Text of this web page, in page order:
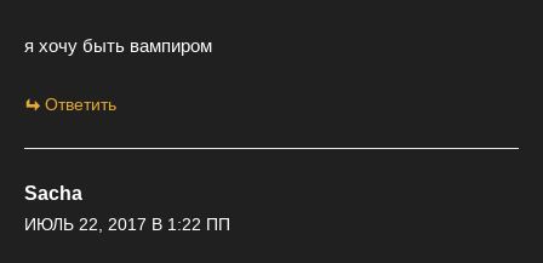
я хочу быть вампиром
Ответить
Sacha
ИЮЛЬ 22, 2017 В 1:22 ПП